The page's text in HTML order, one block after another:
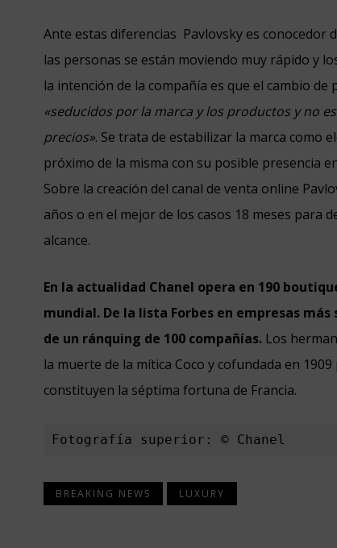
Ante estas diferencias Pavlovsky es conocedor
las personas se están moviendo muy rápido y
la intención de la compañía es que el cambio
«seducidos por la marca y los productos y no
precios». Se trata de estabilizar la marca como
próximo de la misma con su posible presencia
Sobre la creación del canal de venta online
años o en el mejor de los casos 18 meses para
alcance.
En la actualidad Chanel opera en 190
mundial. De la lista Forbes en empresas
de un ránquing de 100 compañías. Los
la muerte de la mítica Coco y cofundada en
constituyen la séptima fortuna de Francia.
Fotografía superior: © Chanel
BREAKING NEWS LUXURY